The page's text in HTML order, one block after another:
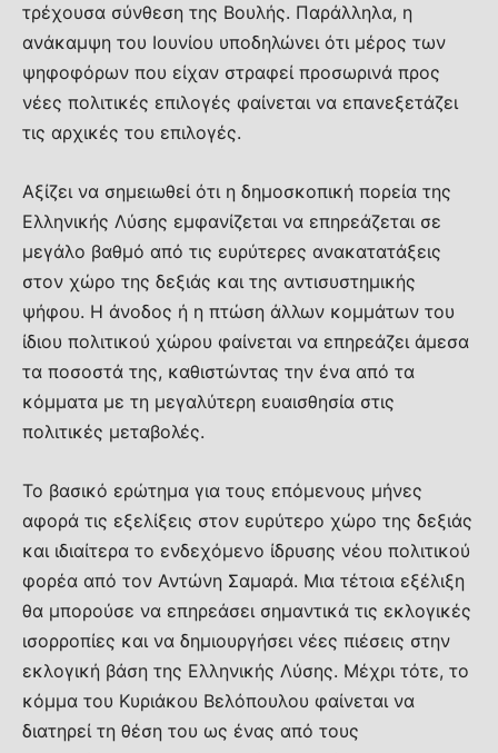
τρέχουσα σύνθεση της Βουλής. Παράλληλα, η
ανάκαμψη του Ιουνίου υποδηλώνει ότι μέρος των
ψηφοφόρων που είχαν στραφεί προσωρινά προς
νέες πολιτικές επιλογές φαίνεται να επανεξετάζει
τις αρχικές του επιλογές.
Αξίζει να σημειωθεί ότι η δημοσκοπική πορεία της
Ελληνικής Λύσης εμφανίζεται να επηρεάζεται σε
μεγάλο βαθμό από τις ευρύτερες ανακατατάξεις
στον χώρο της δεξιάς και της αντισυστημικής
ψήφου. Η άνοδος ή η πτώση άλλων κομμάτων του
ίδιου πολιτικού χώρου φαίνεται να επηρεάζει άμεσα
τα ποσοστά της, καθιστώντας την ένα από τα
κόμματα με τη μεγαλύτερη ευαισθησία στις
πολιτικές μεταβολές.
Το βασικό ερώτημα για τους επόμενους μήνες
αφορά τις εξελίξεις στον ευρύτερο χώρο της δεξιάς
και ιδιαίτερα το ενδεχόμενο ίδρυσης νέου πολιτικού
φορέα από τον Αντώνη Σαμαρά. Μια τέτοια εξέλιξη
θα μπορούσε να επηρεάσει σημαντικά τις εκλογικές
ισορροπίες και να δημιουργήσει νέες πιέσεις στην
εκλογική βάση της Ελληνικής Λύσης. Μέχρι τότε, το
κόμμα του Κυριάκου Βελόπουλου φαίνεται να
διατηρεί τη θέση του ως ένας από τους